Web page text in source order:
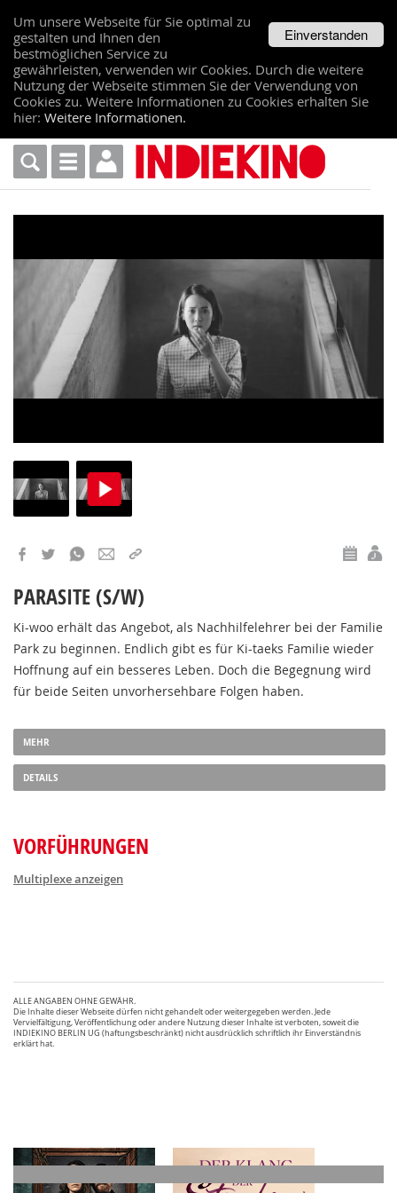
Einverstanden
Um unsere Webseite für Sie optimal zu
gestalten und Ihnen den
bestmöglichen Service zu
gewährleisten, verwenden wir Cookies. Durch die weitere
Nutzung der Webseite stimmen Sie der Verwendung von
Cookies zu. Weitere Informationen zu Cookies erhalten Sie
hier: Weitere Informationen.
PARASITE (S/W)
Ki-woo erhält das Angebot, als Nachhilfelehrer bei der Familie
Park zu beginnen. Endlich gibt es für Ki-taeks Familie wieder
Hoffnung auf ein besseres Leben. Doch die Begegnung wird
für beide Seiten unvorhersehbare Folgen haben.
MEHR
DETAILS
VORFÜHRUNGEN
Multiplexe anzeigen
ALLE ANGABEN OHNE GEWÄHR.
Die Inhalte dieser Webseite dürfen nicht gehandelt oder weitergegeben werden. Jede
Vervielfältigung, Veröffentlichung oder andere Nutzung dieser Inhalte ist verboten, soweit die
INDIEKINO BERLIN UG (haftungsbeschränkt) nicht ausdrücklich schriftlich ihr Einverständnis
erklärt hat.